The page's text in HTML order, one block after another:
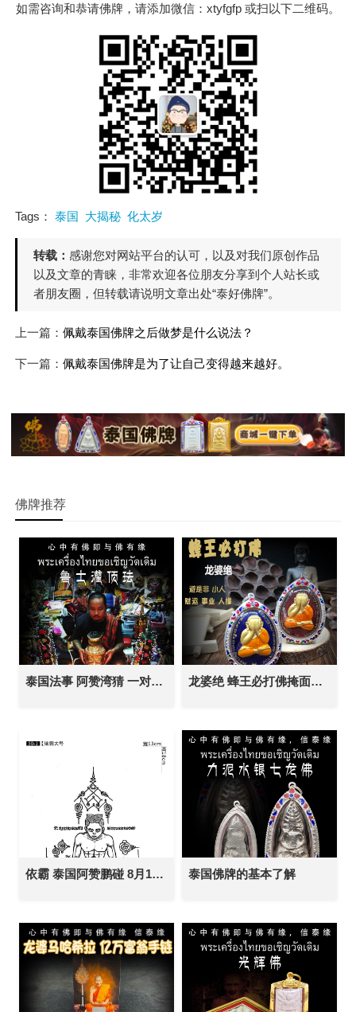
如需咨询和恭请佛牌，请添加微信：xtyfgfp 或扫以下二维码。
Tags： 泰国 大揭秘 化太岁
转载： 感谢您对网站平台的认可，以及对我们原创作品
以及文章的青睐，非常欢迎各位朋友分享到个人站长或
者朋友圈，但转载请说明文章出处“泰好佛牌”。
上一篇： 佩戴泰国佛牌之后做梦是什么说法？
下一篇： 佩戴泰国佛牌是为了让自己变得越来越好。
佛牌推荐
泰国法事 阿赞湾猜 一对一法事 鲁士灌顶法事 改善人缘异性缘 增加口才 助健康 驱霉运 辟邪挡降 提升自身运势 磁场 龙婆绝 蜂王必打佛掩面佛 款一
依霸 泰国阿赞鹏碰 8月10日广州见面会 纹身刺符 银针刺符 经文刺符 刺青 传统纹身 定制各类事项 泰国佛牌的基本了解